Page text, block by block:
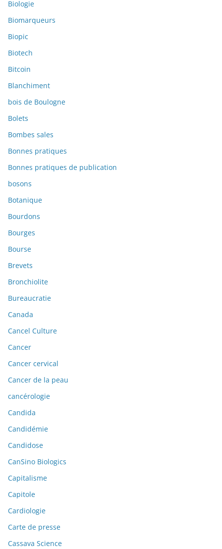
Biologie
Biomarqueurs
Biopic
Biotech
Bitcoin
Blanchiment
bois de Boulogne
Bolets
Bombes sales
Bonnes pratiques
Bonnes pratiques de publication
bosons
Botanique
Bourdons
Bourges
Bourse
Brevets
Bronchiolite
Bureaucratie
Canada
Cancel Culture
Cancer
Cancer cervical
Cancer de la peau
cancérologie
Candida
Candidémie
Candidose
CanSino Biologics
Capitalisme
Capitole
Cardiologie
Carte de presse
Cassava Science